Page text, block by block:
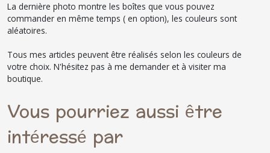
La dernière photo montre les boîtes que vous pouvez
commander en même temps ( en option), les couleurs sont
aléatoires.
Tous mes articles peuvent être réalisés selon les couleurs de
votre choix. N'hésitez pas à me demander et à visiter ma
boutique.
Vous pourriez aussi être
intéressé par